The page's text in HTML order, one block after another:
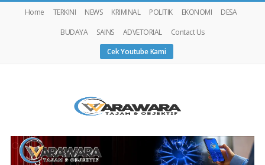
Home TERKINI NEWS KRIMINAL POLITIK EKONOMI
DESA
BUDAYA
SAINS ADVETORIAL
Contact Us
Cek Youtube Kami